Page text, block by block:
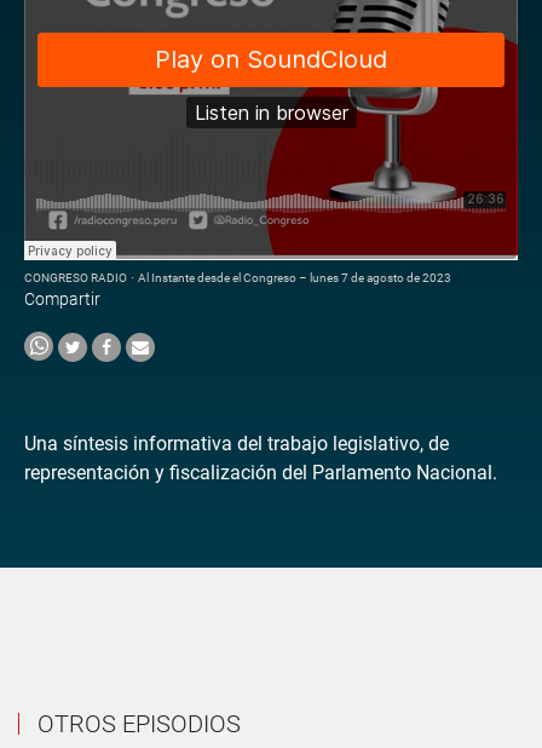
CONGRESO RADIO · Al Instante desde el Congreso – lunes 7 de agosto de 2023
Compartir
Una síntesis informativa del trabajo legislativo, de
representación y fiscalización del Parlamento Nacional.
OTROS EPISODIOS